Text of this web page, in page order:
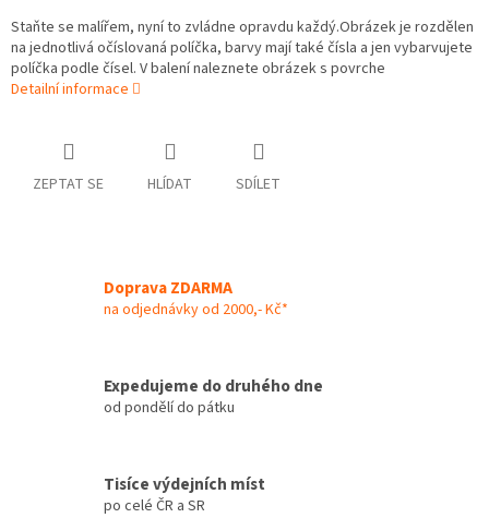
Staňte se malířem, nyní to zvládne opravdu každý.Obrázek je rozdělen
na jednotlivá očíslovaná políčka, barvy mají také čísla a jen vybarvujete
políčka podle čísel. V balení naleznete obrázek s povrche
Detailní informace
ZEPTAT SE HLÍDAT SDÍLET
Doprava ZDARMA
na odjednávky od 2000,- Kč*
Expedujeme do druhého dne
od pondělí do pátku
Tisíce výdejních míst
po celé ČR a SR